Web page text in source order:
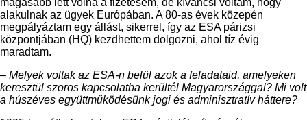
alakulnak az ügyek Európában. A 80-as évek közepén
megpályáztam egy állást, sikerrel, így az ESA párizsi
központjában (HQ) kezdhettem dolgozni, ahol tíz évig
maradtam.
– Melyek voltak az ESA-n belül azok a feladataid, amelyeken
keresztül szoros kapcsolatba kerültél Magyarországgal? Mi volt
a húszéves együttműködésünk jogi és adminisztratív háttere?